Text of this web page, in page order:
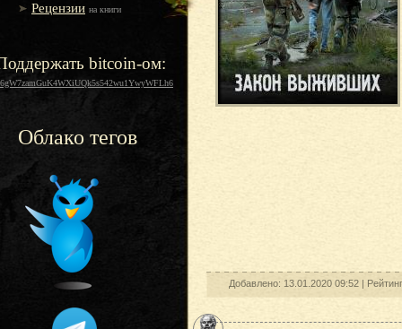
Рецензии на книги
bitcoin-ом:
Облако тегов
Добавлено: 13.01.2020 09:52 |